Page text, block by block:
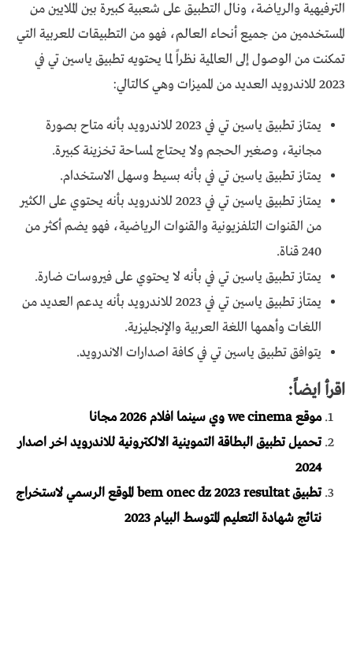
الترفيهية والرياضة، ونال التطبيق على شعبية كبيرة بين الملايين من
المستخدمين من جميع أنحاء العالم، فهو من التطبيقات للعربية التي
تمكنت من الوصول إلى العالمية نظراً لما يحتويه تطبيق ياسين تي في
2023 للاندرويد العديد من المميزات وهي كالتالي:
يمتاز تطبيق ياسين تي في 2023 للاندرويد بأنه متاح بصورة
مجانية، وصغير الحجم ولا يحتاج لمساحة تخزينة كبيرة.
يمتاز تطبيق ياسين تي في بأنه بسيط وسهل الاستخدام.
يمتاز تطبيق ياسين تي في 2023 للاندرويد بأنه يحتوي على الكثير
من القنوات التلفزيونية والقنوات الرياضية، فهو يضم أكثر من
240 قناة.
يمتاز تطبيق ياسين تي في بأنه لا يحتوي على فيروسات ضارة.
يمتاز تطبيق ياسين تي في 2023 للاندرويد بأنه يدعم العديد من
اللغات وأهمها اللغة العربية والإنجليزية.
يتوافق تطبيق ياسين تي في كافة اصدارات الاندرويد.
اقرأ ايضاً:
موقع we cinema وي سينما افلام 2026 مجانا
تحميل تطبيق البطاقة التموينية الالكترونية للاندرويد اخر اصدار
2024
تطبيق bem onec dz 2023 resultat الموقع الرسمي لاستخراج
نتائج شهادة التعليم المتوسط البيام 2023